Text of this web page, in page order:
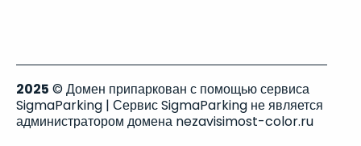
2025 © Домен припаркован с помощью сервиса
SigmaParking | Сервис SigmaParking не является
администратором домена nezavisimost-color.ru